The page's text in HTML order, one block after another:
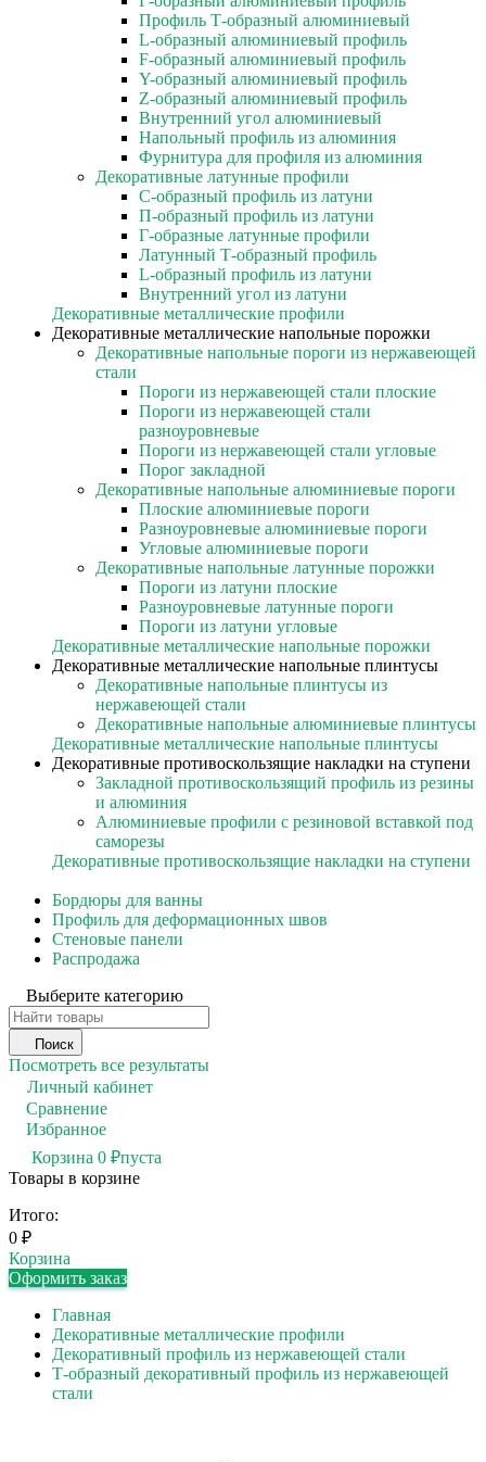
Профиль Т-образный алюминиевый
L-образный алюминиевый профиль
F-образный алюминиевый профиль
Y-образный алюминиевый профиль
Z-образный алюминиевый профиль
Внутренний угол алюминиевый
Напольный профиль из алюминия
Фурнитура для профиля из алюминия
Декоративные латунные профили
C-образный профиль из латуни
П-образный профиль из латуни
Г-образные латунные профили
Латунный Т-образный профиль
L-образный профиль из латуни
Внутренний угол из латуни
Декоративные металлические профили
Декоративные металлические напольные порожки
Декоративные напольные пороги из нержавеющей
стали
Пороги из нержавеющей стали плоские
Пороги из нержавеющей стали
разноуровневые
Пороги из нержавеющей стали угловые
Порог закладной
Декоративные напольные алюминиевые пороги
Плоские алюминиевые пороги
Разноуровневые алюминиевые пороги
Угловые алюминиевые пороги
Декоративные напольные латунные порожки
Пороги из латуни плоские
Разноуровневые латунные пороги
Пороги из латуни угловые
Декоративные металлические напольные порожки
Декоративные металлические напольные плинтусы
Декоративные напольные плинтусы из
нержавеющей стали
Декоративные напольные алюминиевые плинтусы
Декоративные металлические напольные плинтусы
Декоративные противоскользящие накладки на ступени
Закладной противоскользящий профиль из резины
и алюминия
Алюминиевые профили с резиновой вставкой под
саморезы
Декоративные противоскользящие накладки на ступени
Бордюры для ванны
Профиль для деформационных швов
Стеновые панели
Распродажа
Выберите категорию
Поиск
Посмотреть все результаты
Личный кабинет
Сравнение
Избранное
Корзина 0 ₽пуста
Товары в корзине
Итого:
0 ₽
Корзина
Оформить заказ
Главная
Декоративные металлические профили
Декоративный профиль из нержавеющей стали
Т-образный декоративный профиль из нержавеющей
стали